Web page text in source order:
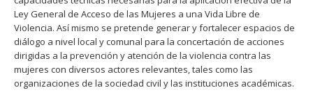
Ley General de Acceso de las Mujeres a una Vida Libre de
Violencia. Así mismo se pretende generar y fortalecer espacios de
diálogo a nivel local y comunal para la concertación de acciones
dirigidas a la prevención y atención de la violencia contra las
mujeres con diversos actores relevantes, tales como las
organizaciones de la sociedad civil y las instituciones académicas.